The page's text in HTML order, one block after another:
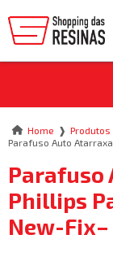
Home ❱ Produtos
Parafuso Auto
Parafuso
Phillips
New-Fix–